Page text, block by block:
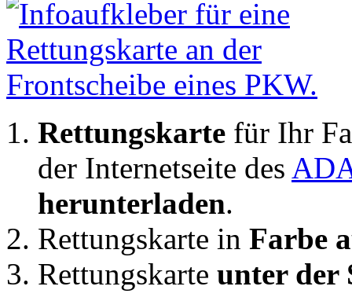
Rettungskarte für Ihr
der Internetseite des
herunterladen.
Rettungskarte in Farbe
Rettungskarte unter der